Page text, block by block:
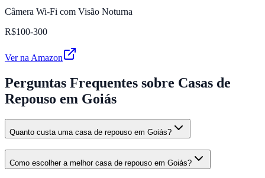
Câmera Wi-Fi com Visão Noturna
R$100-300
Ver na Amazon
Perguntas Frequentes sobre Casas de
Repouso em Goiás
Quanto custa uma casa de repouso em Goiás?
Como escolher a melhor casa de repouso em Goiás?